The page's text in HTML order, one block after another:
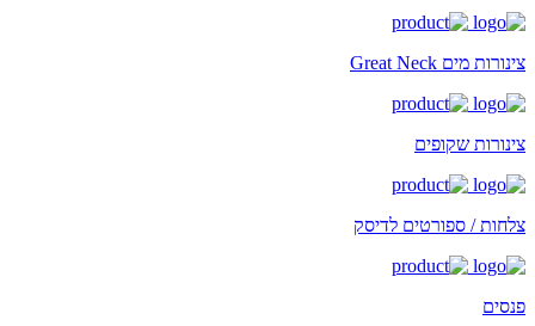
צינורות מים Great Neck
צינורות שקופים
צלחות / ספורטים לדיסק
פנסים